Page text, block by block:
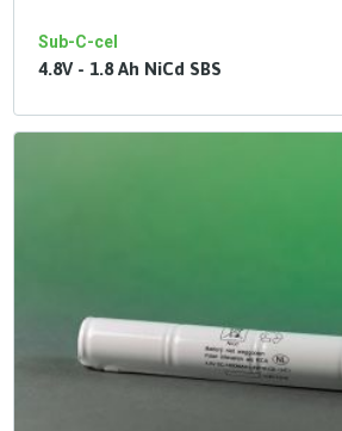
Sub-C-cel
4.8V - 1.8 Ah NiCd SBS